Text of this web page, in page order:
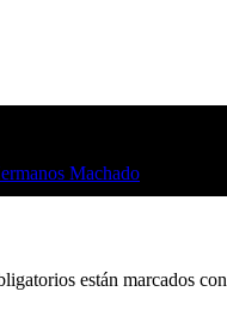
Machado
están marcados con